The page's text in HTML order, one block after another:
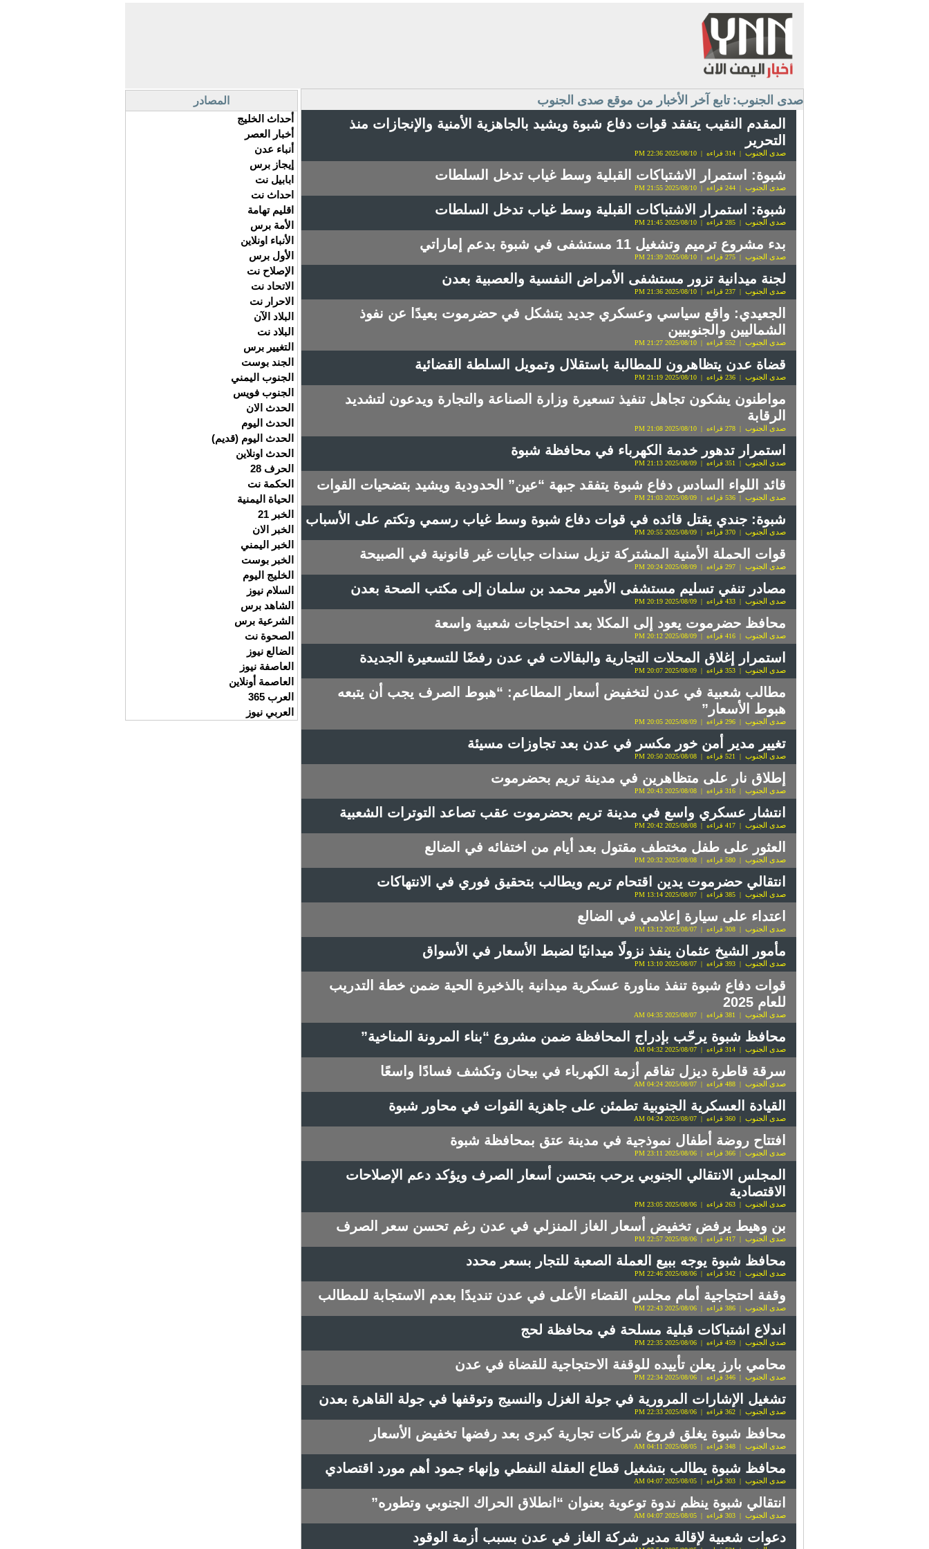
صدى الجنوب: تابع آخر الأخبار من موقع صدى الجنوب
المقدم النقيب يتفقد قوات دفاع شبوة ويشيد بالجاهزية الأمنية والإنجازات منذ
التحرير
صدى الجنوب | 314 قراءه | 2025/08/10 22:36 PM
شبوة: استمرار الاشتباكات القبلية وسط غياب تدخل السلطات
صدى الجنوب | 244 قراءه | 2025/08/10 21:55 PM
شبوة: استمرار الاشتباكات القبلية وسط غياب تدخل السلطات
صدى الجنوب | 285 قراءه | 2025/08/10 21:45 PM
بدء مشروع ترميم وتشغيل 11 مستشفى في شبوة بدعم إماراتي
صدى الجنوب | 275 قراءه | 2025/08/10 21:39 PM
لجنة ميدانية تزور مستشفى الأمراض النفسية والعصبية بعدن
صدى الجنوب | 237 قراءه | 2025/08/10 21:36 PM
الجعيدي: واقع سياسي وعسكري جديد يتشكل في حضرموت بعيدًا عن نفوذ
الشماليين والجنوبيين
صدى الجنوب | 552 قراءه | 2025/08/10 21:27 PM
قضاة عدن يتظاهرون للمطالبة باستقلال وتمويل السلطة القضائية
صدى الجنوب | 236 قراءه | 2025/08/10 21:19 PM
مواطنون يشكون تجاهل تنفيذ تسعيرة وزارة الصناعة والتجارة ويدعون لتشديد
الرقابة
صدى الجنوب | 278 قراءه | 2025/08/10 21:08 PM
استمرار تدهور خدمة الكهرباء في محافظة شبوة
صدى الجنوب | 351 قراءه | 2025/08/09 21:13 PM
قائد اللواء السادس دفاع شبوة يتفقد جبهة “عين” الحدودية ويشيد بتضحيات القوات
صدى الجنوب | 536 قراءه | 2025/08/09 21:03 PM
شبوة: جندي يقتل قائده في قوات دفاع شبوة وسط غياب رسمي وتكتم على الأسباب
صدى الجنوب | 370 قراءه | 2025/08/09 20:55 PM
قوات الحملة الأمنية المشتركة تزيل سندات جبايات غير قانونية في الصبيحة
صدى الجنوب | 297 قراءه | 2025/08/09 20:24 PM
مصادر تنفي تسليم مستشفى الأمير محمد بن سلمان إلى مكتب الصحة بعدن
صدى الجنوب | 433 قراءه | 2025/08/09 20:19 PM
محافظ حضرموت يعود إلى المكلا بعد احتجاجات شعبية واسعة
صدى الجنوب | 416 قراءه | 2025/08/09 20:12 PM
استمرار إغلاق المحلات التجارية والبقالات في عدن رفضًا للتسعيرة الجديدة
صدى الجنوب | 353 قراءه | 2025/08/09 20:07 PM
مطالب شعبية في عدن لتخفيض أسعار المطاعم: “هبوط الصرف يجب أن يتبعه
هبوط الأسعار”
صدى الجنوب | 296 قراءه | 2025/08/09 20:05 PM
تغيير مدير أمن خور مكسر في عدن بعد تجاوزات مسيئة
صدى الجنوب | 521 قراءه | 2025/08/08 20:50 PM
إطلاق نار على متظاهرين في مدينة تريم بحضرموت
صدى الجنوب | 316 قراءه | 2025/08/08 20:43 PM
انتشار عسكري واسع في مدينة تريم بحضرموت عقب تصاعد التوترات الشعبية
صدى الجنوب | 417 قراءه | 2025/08/08 20:42 PM
العثور على طفل مختطف مقتول بعد أيام من اختفائه في الضالع
صدى الجنوب | 580 قراءه | 2025/08/08 20:32 PM
انتقالي حضرموت يدين اقتحام تريم ويطالب بتحقيق فوري في الانتهاكات
صدى الجنوب | 385 قراءه | 2025/08/07 13:14 PM
اعتداء على سيارة إعلامي في الضالع
صدى الجنوب | 308 قراءه | 2025/08/07 13:12 PM
مأمور الشيخ عثمان ينفذ نزولًا ميدانيًا لضبط الأسعار في الأسواق
صدى الجنوب | 393 قراءه | 2025/08/07 13:10 PM
قوات دفاع شبوة تنفذ مناورة عسكرية ميدانية بالذخيرة الحية ضمن خطة التدريب
للعام 2025
صدى الجنوب | 381 قراءه | 2025/08/07 04:35 AM
محافظ شبوة يرحّب بإدراج المحافظة ضمن مشروع “بناء المرونة المناخية”
صدى الجنوب | 314 قراءه | 2025/08/07 04:32 AM
سرقة قاطرة ديزل تفاقم أزمة الكهرباء في بيحان وتكشف فسادًا واسعًا
صدى الجنوب | 488 قراءه | 2025/08/07 04:24 AM
القيادة العسكرية الجنوبية تطمئن على جاهزية القوات في محاور شبوة
صدى الجنوب | 360 قراءه | 2025/08/07 04:24 AM
افتتاح روضة أطفال نموذجية في مدينة عتق بمحافظة شبوة
صدى الجنوب | 366 قراءه | 2025/08/06 23:11 PM
المجلس الانتقالي الجنوبي يرحب بتحسن أسعار الصرف ويؤكد دعم الإصلاحات
الاقتصادية
صدى الجنوب | 263 قراءه | 2025/08/06 23:05 PM
بن وهيط يرفض تخفيض أسعار الغاز المنزلي في عدن رغم تحسن سعر الصرف
صدى الجنوب | 417 قراءه | 2025/08/06 22:57 PM
محافظ شبوة يوجه ببيع العملة الصعبة للتجار بسعر محدد
صدى الجنوب | 342 قراءه | 2025/08/06 22:46 PM
وقفة احتجاجية أمام مجلس القضاء الأعلى في عدن تنديدًا بعدم الاستجابة للمطالب
صدى الجنوب | 386 قراءه | 2025/08/06 22:43 PM
اندلاع اشتباكات قبلية مسلحة في محافظة لحج
صدى الجنوب | 459 قراءه | 2025/08/06 22:35 PM
محامي بارز يعلن تأييده للوقفة الاحتجاجية للقضاة في عدن
صدى الجنوب | 346 قراءه | 2025/08/06 22:34 PM
تشغيل الإشارات المرورية في جولة الغزل والنسيج وتوقفها في جولة القاهرة بعدن
صدى الجنوب | 362 قراءه | 2025/08/06 22:33 PM
محافظ شبوة يغلق فروع شركات تجارية كبرى بعد رفضها تخفيض الأسعار
صدى الجنوب | 348 قراءه | 2025/08/05 04:11 AM
محافظ شبوة يطالب بتشغيل قطاع العقلة النفطي وإنهاء جمود أهم مورد اقتصادي
صدى الجنوب | 303 قراءه | 2025/08/05 04:07 AM
انتقالي شبوة ينظم ندوة توعوية بعنوان “انطلاق الحراك الجنوبي وتطوره”
صدى الجنوب | 303 قراءه | 2025/08/05 04:07 AM
دعوات شعبية لإقالة مدير شركة الغاز في عدن بسبب أزمة الوقود
المصادر
أحداث الخليج
أخبار العصر
أنباء عدن
إيجاز برس
ابابيل نت
احداث نت
اقليم تهامة
الأمة برس
الأنباء اونلاين
الأول برس
الإصلاح نت
الاتحاد نت
الاحرار نت
البلاد الآن
البلاد نت
التغيير برس
الجند بوست
الجنوب اليمني
الجنوب فويس
الحدث الان
الحدث اليوم
الحدث اليوم (قديم)
الحدث اونلاين
الحرف 28
الحكمة نت
الحياة اليمنية
الخبر 21
الخبر الان
الخبر اليمني
الخبر بوست
الخليج اليوم
السلام نيوز
الشاهد برس
الشرعية برس
الصحوة نت
الضالع نيوز
العاصفة نيوز
العاصمة أونلاين
العرب 365
العربي نيوز